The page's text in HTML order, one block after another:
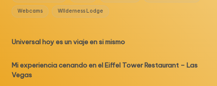
Webcams WIlderness Lodge
Universal hoy es un viaje en si mismo
Mi experiencia cenando en el Eiffel Tower Restaurant – Las
Vegas